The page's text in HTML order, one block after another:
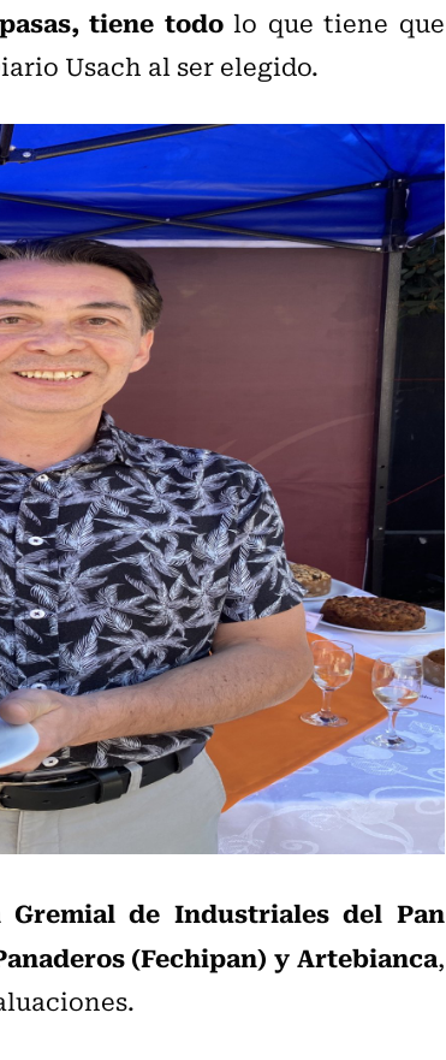
tiene todolo que tiene que
Usach al ser elegido.
Gremial de Industriales del Pan
(Fechipan) y Artebianca,